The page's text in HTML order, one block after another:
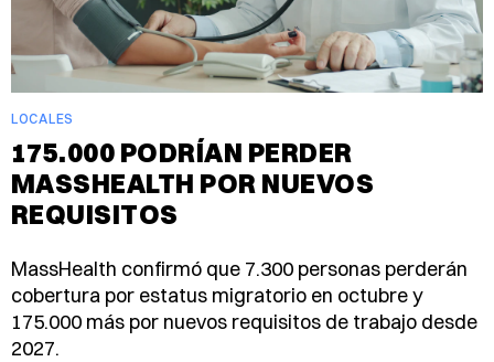
LOCALES
175.000 PODRÍAN PERDER
MASSHEALTH POR NUEVOS
REQUISITOS
MassHealth confirmó que 7.300 personas perderán
cobertura por estatus migratorio en octubre y
175.000 más por nuevos requisitos de trabajo desde
2027.